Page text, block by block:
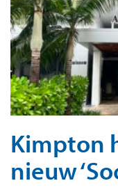
Kimpton
nieuw